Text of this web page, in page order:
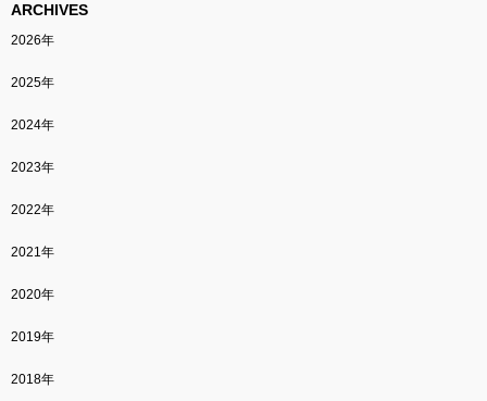
ARCHIVES
2026年
2025年
2024年
2023年
2022年
2021年
2020年
2019年
2018年